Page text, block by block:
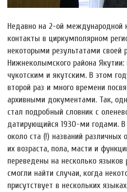
Недавно на 2-ой международной
контакты в циркумполярном
некоторыми результатами своей
Нижнеколымского района Якутии:
чукотским и якутским. В этом
второй раз и много времени
архивными документами. Так,
стал подробный словник с
датирующийся 1930-ми годами.
около ста (!) названий различных
их возраста, пола, масти и
переведены на несколько
смогли найти случаи, когда
присутствует в нескольких